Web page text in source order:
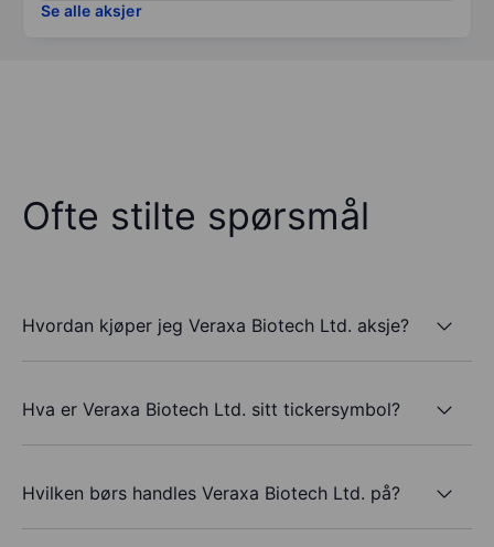
Se alle aksjer
Ofte stilte spørsmål
Hvordan kjøper jeg Veraxa Biotech Ltd. aksje?
Hva er Veraxa Biotech Ltd. sitt tickersymbol?
Hvilken børs handles Veraxa Biotech Ltd. på?